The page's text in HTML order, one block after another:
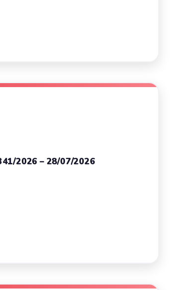
2026 – 28/07/2026